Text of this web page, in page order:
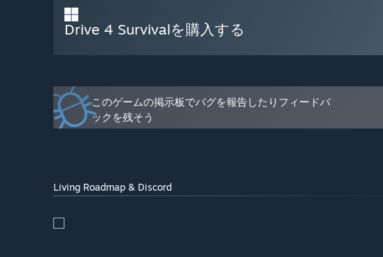
There will be more survival elements and diverse, fun to explore
早期アクセスバージョンの現状はどうなっていますか？
“It's a playable alpha version of the game that has many features
早期アクセス期間中と期間後ではゲームの価格は変わりますか？
“Yes, we plan to increase the game’s price as we add new content and
コミュニティは開発プロセスにどのように関わることができますか？
Steam discussions
Drive 4 Survivalを購入する
このゲームの掲示板でバグを報告したりフィードバ
ックを残そう
Living Roadmap & Discord